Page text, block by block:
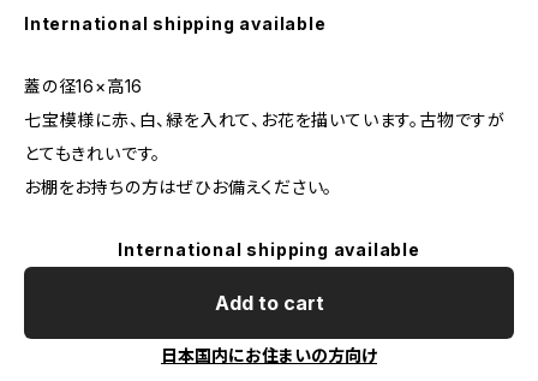
International shipping available
蓋の径16×高16
七宝模様に赤、白、緑を入れて、お花を描いています。古物ですが
とてもきれいです。
お棚をお持ちの方はぜひお備えください。
International shipping available
Add to cart
日本国内にお住まいの方向け